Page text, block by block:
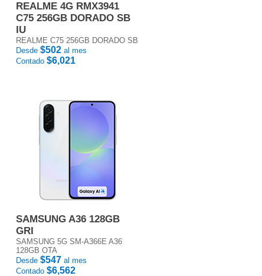
REALME 4G RMX3941
C75 256GB DORADO SB
IU
REALME C75 256GB DORADO SB
Desde $502 al mes
Contado $6,021
SAMSUNG A36 128GB
GRI
SAMSUNG 5G SM-A366E A36
128GB OTA
Desde $547 al mes
Contado $6,562